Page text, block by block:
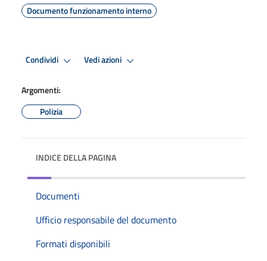
Documento funzionamento interno
Condividi Vedi azioni
Argomenti:
Polizia
INDICE DELLA PAGINA
Documenti
Ufficio responsabile del documento
Formati disponibili